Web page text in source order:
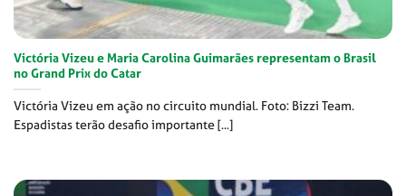
Victória Vizeu e Maria Carolina Guimarães representam o Brasil
no Grand Prix do Catar
Victória Vizeu em ação no circuito mundial. Foto: Bizzi Team.
Espadistas terão desafio importante [...]